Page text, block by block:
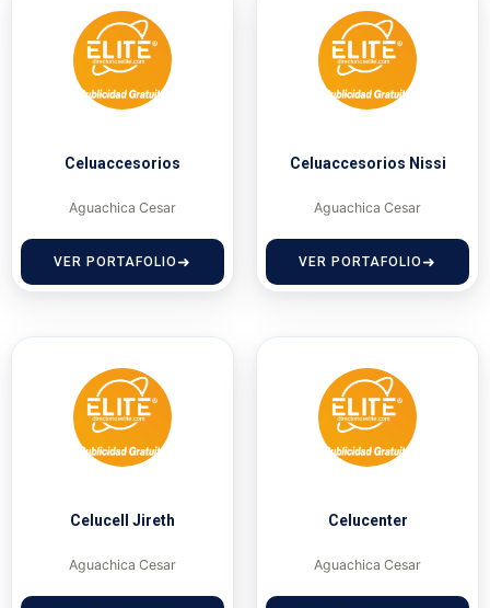
Celuaccesorios
Aguachica Cesar
VER PORTAFOLIO
Celuaccesorios Nissi
Aguachica Cesar
VER PORTAFOLIO
Celucell Jireth
Aguachica Cesar
Celucenter
Aguachica Cesar